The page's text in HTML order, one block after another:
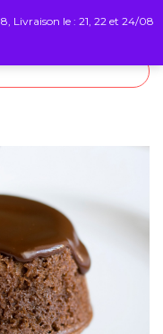
Livraison le : 21, 22 et 24/08